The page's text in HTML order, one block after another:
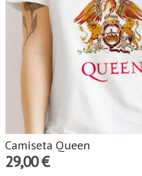
Camiseta Queen
29,00 €